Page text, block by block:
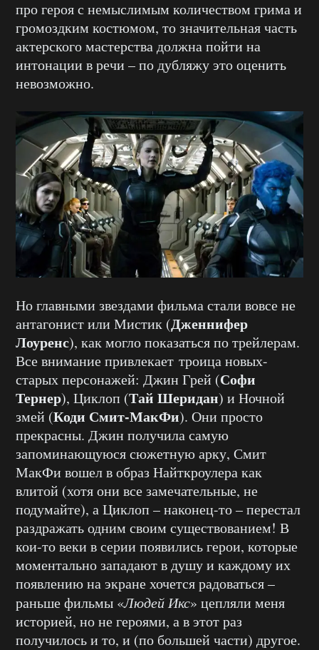
про героя с немыслимым количеством грима и
громоздким костюмом, то значительная часть
актерского мастерства должна пойти на
интонации в речи – по дубляжу это оценить
невозможно.
Но главными звездами фильма стали вовсе не
антагонист или Мистик (Дженнифер
Лоуренс), как могло показаться по трейлерам.
Все внимание привлекает троица новых-
старых персонажей: Джин Грей (Софи
Тернер), Циклоп (Тай Шеридан) и Ночной
змей (Коди Смит-МакФи). Они просто
прекрасны. Джин получила самую
запоминающуюся сюжетную арку, Смит
МакФи вошел в образ Найткроулера как
влитой (хотя они все замечательные, не
подумайте), а Циклоп – наконец-то – перестал
раздражать одним своим существованием! В
кои-то веки в серии появились герои, которые
моментально западают в душу и каждому их
появлению на экране хочется радоваться –
раньше фильмы «Людей Икс» цепляли меня
историей, но не героями, а в этот раз
получилось и то, и (по большей части) другое.